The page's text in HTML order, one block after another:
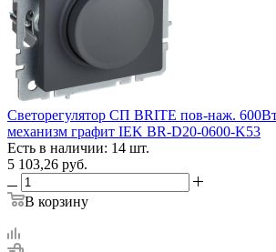
Светорегулятор СП BRITE пов-наж.
механизм графит IEK BR-D20-0600-K53
Есть в наличии: 14 шт.
5 103,26 руб.
В корзину